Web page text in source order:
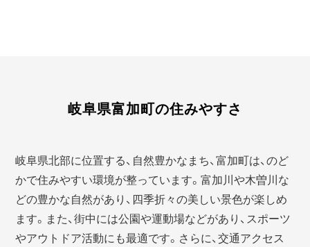
岐阜県富加町の住みやすさ
岐阜県北部に位置する、自然豊かなまち、富加町は、のど
かで住みやすい環境が整っています。富加川や木曽川な
どの豊かな自然があり、四季折々の美しい景色が楽しめ
ます。また、街中には公園や運動場などがあり、スポーツ
やアウトドア活動にも最適です。さらに、交通アクセス